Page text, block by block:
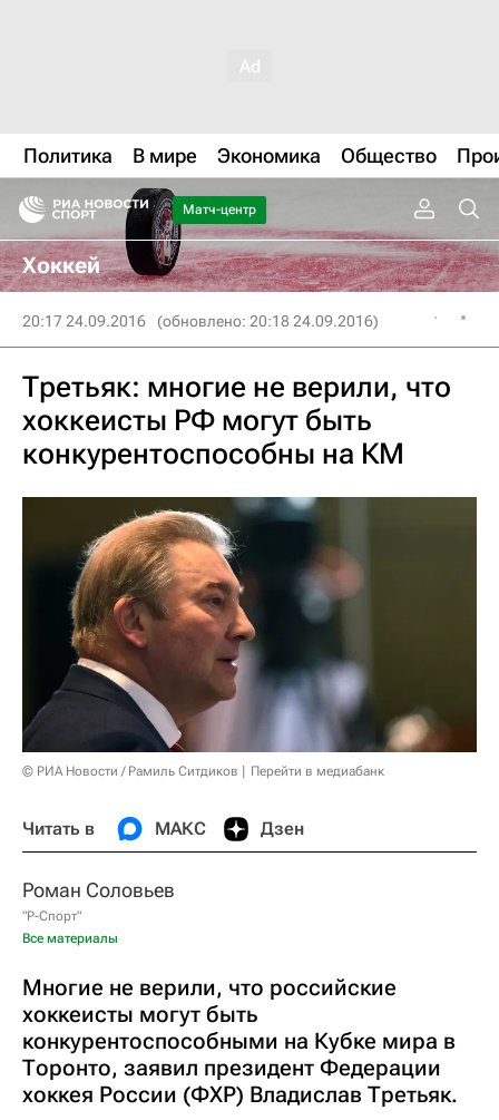
Политика В мире Экономика Общество
Матч-центр
Хоккей
20:17 24.09.2016 (обновлено: 20:18 24.09.2016)
Третьяк: многие не верили, что
хоккеисты РФ могут быть
конкурентоспособны на КМ
© РИА Новости / Рамиль Ситдиков Перейти в медиабанк
Читать в МАКС Дзен
Роман Соловьев
"Р-Спорт"
Все материалы
Многие не верили, что российские
хоккеисты могут быть
конкурентоспособными на Кубке мира в
Торонто, заявил президент Федерации
хоккея России (ФХР) Владислав Третьяк.